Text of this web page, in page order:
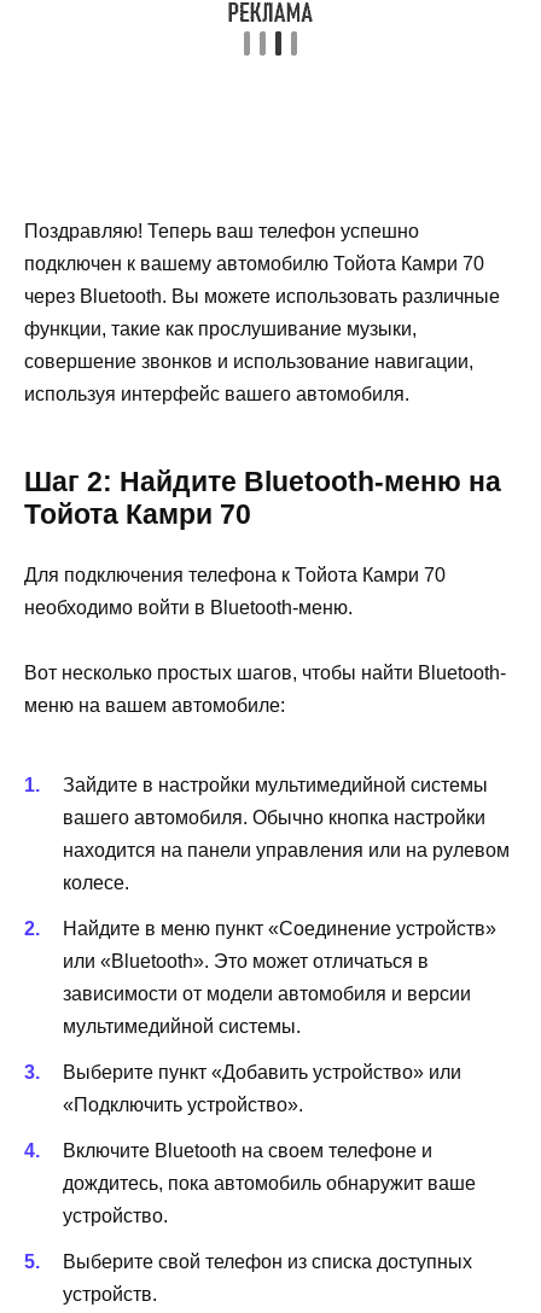
Поздравляю! Теперь ваш телефон успешно
подключен к вашему автомобилю Тойота Камри 70
через Bluetooth. Вы можете использовать различные
функции, такие как прослушивание музыки,
совершение звонков и использование навигации,
используя интерфейс вашего автомобиля.
Шаг 2: Найдите Bluetooth-меню на
Тойота Камри 70
Для подключения телефона к Тойота Камри 70
необходимо войти в Bluetooth-меню.
Вот несколько простых шагов, чтобы найти Bluetooth-
меню на вашем автомобиле:
Зайдите в настройки мультимедийной системы
вашего автомобиля. Обычно кнопка настройки
находится на панели управления или на рулевом
колесе.
Найдите в меню пункт «Соединение устройств»
или «Bluetooth». Это может отличаться в
зависимости от модели автомобиля и версии
мультимедийной системы.
Выберите пункт «Добавить устройство» или
«Подключить устройство».
Включите Bluetooth на своем телефоне и
дождитесь, пока автомобиль обнаружит ваше
устройство.
Выберите свой телефон из списка доступных
устройств.